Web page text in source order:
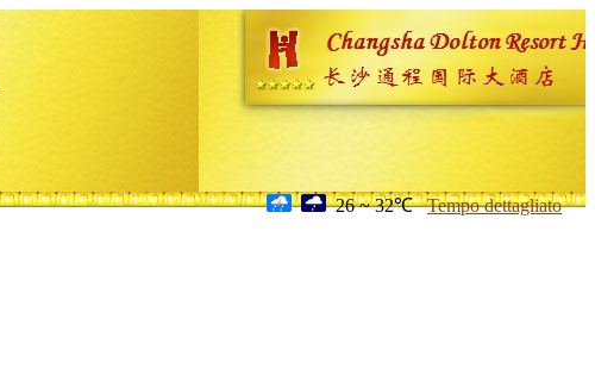
26 ~ 32℃ Tempo dettagliato